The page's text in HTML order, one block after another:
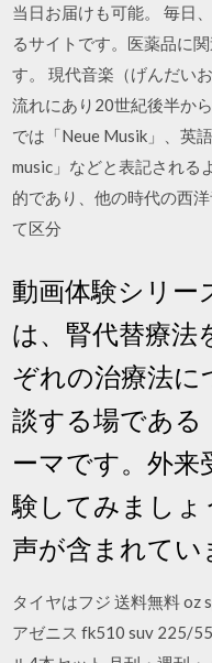
当日お届けも可能。 毎日
るサイトです。医薬品に
す。 現代音楽（げんだい
流れにあり20世紀後半か
では「Neue Musik」、英
music」などと表記される
的であり、他の時代の西
て区分
動画体験シリー
は、腎代替療法
ぞれの治療法に
談する場である
ーマです。外来
験してみまし
声が含まれてい
タイヤはフジ 送料無料 oz
アゼニス fk510 suv 225/